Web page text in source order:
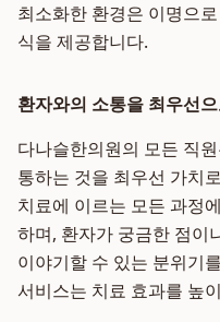
최소화한 환경은 이명으
식을 제공합니다.
환자와의 소통을 최우선
다나슬한의원의 모든 직
통하는 것을 최우선 가치
치료에 이르는 모든 과정
하며, 환자가 궁금한 점이
이야기할 수 있는 분위기
서비스는 치료 효과를 높